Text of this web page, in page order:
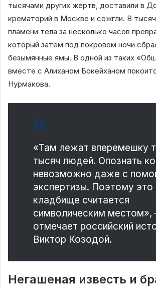
тысячами других жертв, доставили в
крематорий в Москве и сожгли. В
пламени тела за несколько часов
который затем под покровом ночи
безымянные ямы. В одной из таких
вместе с Алиханом Бокейханом
Нурмакова.
«Там лежат вперемешку
тысяч людей. Опознать
невозможно даже с
экспертизы. Поэтому это
кладбище считается
символическим
отмечает российский
Виктор Козодой.
Негашеная известь и